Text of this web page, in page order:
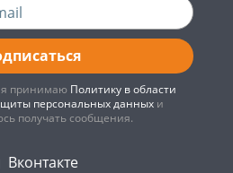
принимаю Политику в области
персональных данныхи
получать сообщения.
Вконтакте